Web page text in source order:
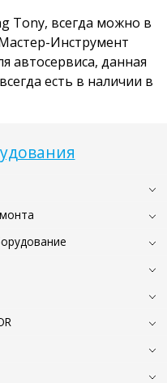
Tony, всегда можно в
Инструмент
автосервиса, данная
есть в наличии в